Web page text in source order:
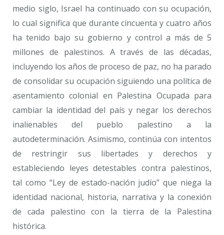
medio siglo, Israel ha continuado con su ocupación,
lo cual significa que durante cincuenta y cuatro años
ha tenido bajo su gobierno y control a más de 5
millones de palestinos. A través de las décadas,
incluyendo los años de proceso de paz, no ha parado
de consolidar su ocupación siguiendo una política de
asentamiento colonial en Palestina Ocupada para
cambiar la identidad del país y negar los derechos
inalienables del pueblo palestino a la
autodeterminación. Asimismo, continúa con intentos
de restringir sus libertades y derechos y
estableciendo leyes detestables contra palestinos,
tal como “Ley de estado-nación judío” que niega la
identidad nacional, historia, narrativa y la conexión
de cada palestino con la tierra de la Palestina
histórica.